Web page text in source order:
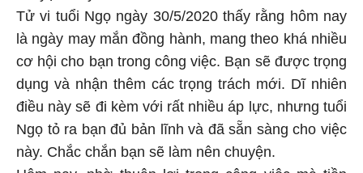
Tử vi tuổi Ngọ ngày 30/5/2020 thấy rằng hôm nay
là ngày may mắn đồng hành, mang theo khá nhiều
cơ hội cho bạn trong công việc. Bạn sẽ được trọng
dụng và nhận thêm các trọng trách mới. Dĩ nhiên
điều này sẽ đi kèm với rất nhiều áp lực, nhưng tuổi
Ngọ tỏ ra bạn đủ bản lĩnh và đã sẵn sàng cho việc
này. Chắc chắn bạn sẽ làm nên chuyện.